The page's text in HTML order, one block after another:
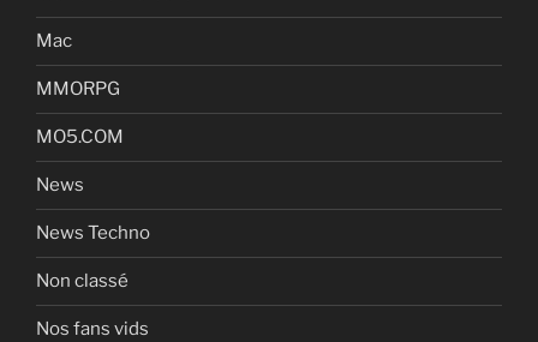
Mac
MMORPG
MO5.COM
News
News Techno
Non classé
Nos fans vids